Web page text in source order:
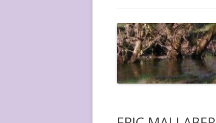
LA CHARTE DU FESTIVAL
LE FESTIVAL DEPUIS 2015 –
SOMMES-NOUS ?